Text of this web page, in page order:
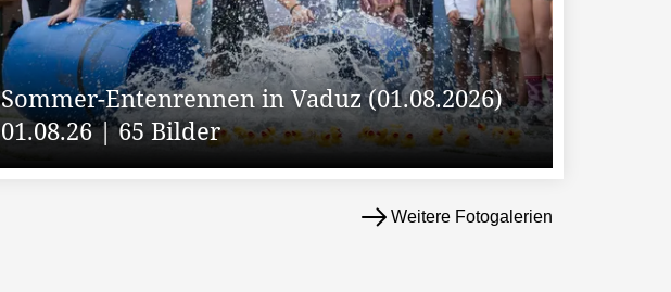
Sommer-Entenrennen in Vaduz (01.08.2026)
01.08.26 | 65 Bilder
Weitere Fotogalerien